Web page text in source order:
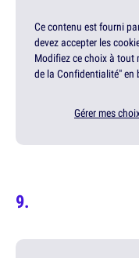
Ce contenu est fourni
devez accepter les
Modifiez ce choix à tout
de la Confidentialité" en
Gérer mes